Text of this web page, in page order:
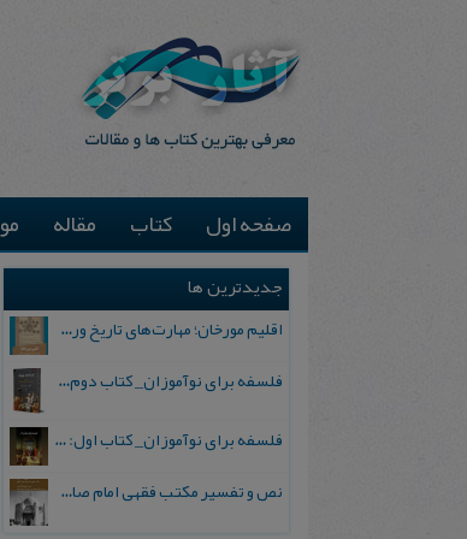
صفحه اول کتاب مقاله
جدیدترین ها
اقلیم مورخان؛ مهارت‌های تاریخ ورزی علمی
فلسفه برای نوآموزان_ کتاب دوم: پرسش درباره واقعیت و معرفت
فلسفه برای نوآموزان_ کتاب اول: تردید در باورهای رایج
نص و تفسیر مکتب فقهی امام صادق علیه السلام